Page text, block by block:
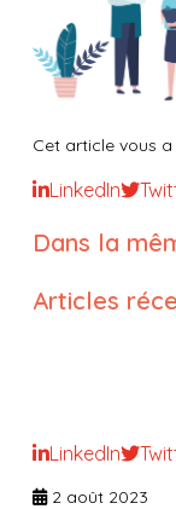
Cet article vous a
LinkedIn
Dans la
Articles
LinkedIn
2 août 2023